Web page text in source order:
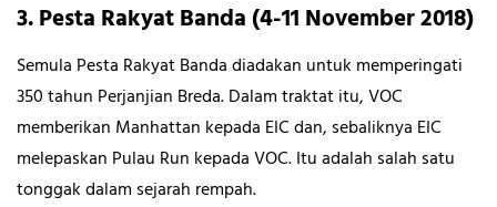
3. Pesta Rakyat Banda (4-11 November 2018)
Semula Pesta Rakyat Banda diadakan untuk memperingati
350 tahun Perjanjian Breda. Dalam traktat itu, VOC
memberikan Manhattan kepada EIC dan, sebaliknya EIC
melepaskan Pulau Run kepada VOC. Itu adalah salah satu
tonggak dalam sejarah rempah.